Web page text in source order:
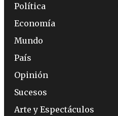
Política
Economía
Mundo
País
Opinión
Sucesos
Arte y Espectáculos